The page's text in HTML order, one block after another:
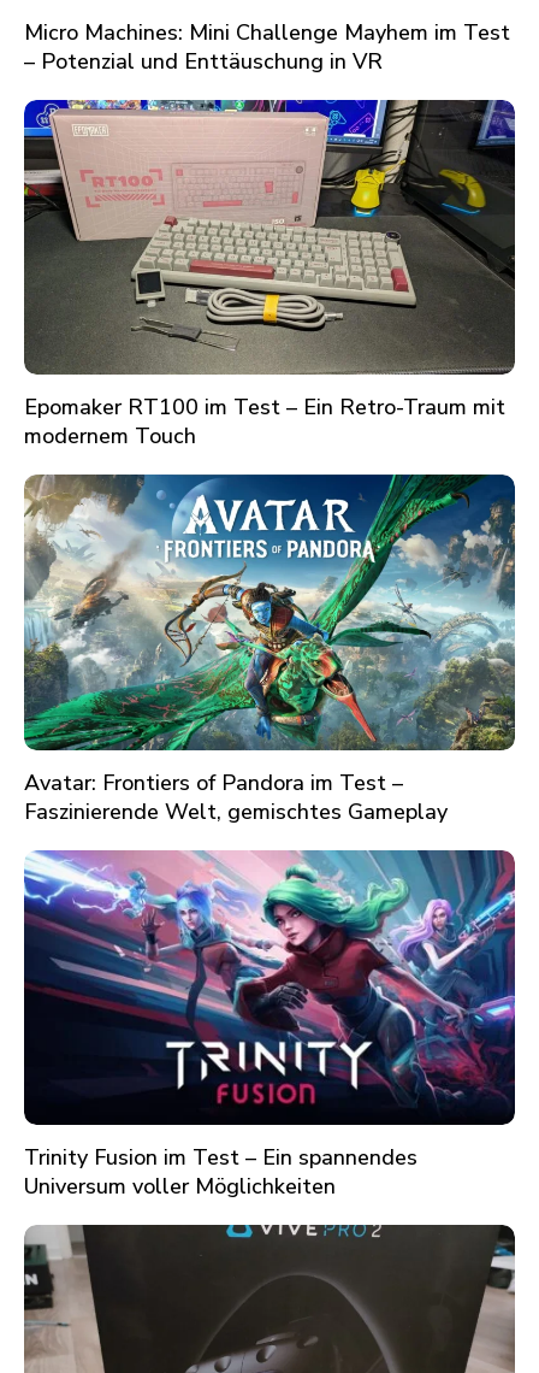
Micro Machines: Mini Challenge Mayhem im Test
– Potenzial und Enttäuschung in VR
Epomaker RT100 im Test – Ein Retro-Traum mit
modernem Touch
Avatar: Frontiers of Pandora im Test –
Faszinierende Welt, gemischtes Gameplay
Trinity Fusion im Test – Ein spannendes
Universum voller Möglichkeiten